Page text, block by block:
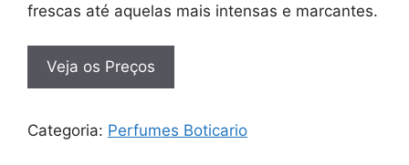
frescas até aquelas mais intensas e marcantes.
Veja os Preços
Categoria: Perfumes Boticario